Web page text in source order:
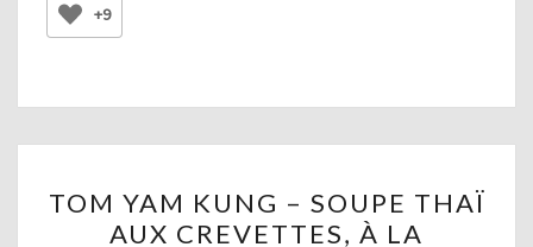
+9
YAM
KUNG
TOM YAM KUNG – SOUPE THAÏ
AUX CREVETTES, À LA